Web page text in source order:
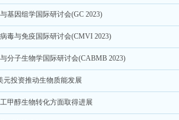
基因组学国际研讨会(GC 2023)
毒与免疫国际研讨会(CMVI 2023)
分子生物学国际研讨会(CABMB 2023)
元投资推动生物质能发展
甲醇生物转化方面取得进展